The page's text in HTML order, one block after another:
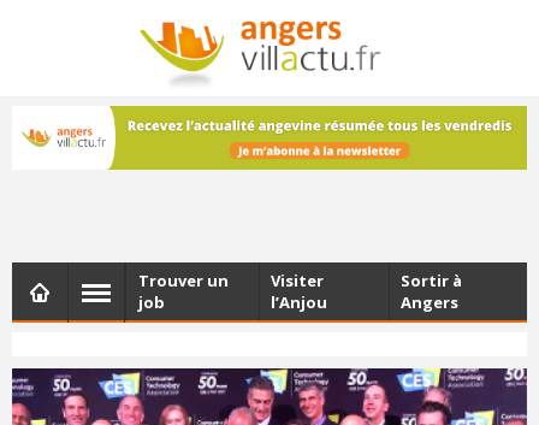
NEWSLETTER
Les dernières actualités d'Angers, chaque vendredi dans
votre boîte e-mail
Trouver un
job
Visiter
l’Anjou
Sortir à
Angers